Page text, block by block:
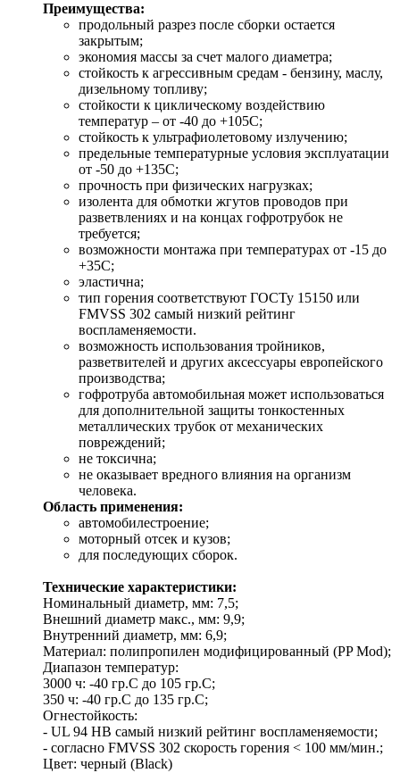
Преимущества:
продольный разрез после сборки остается
закрытым;
экономия массы за счет малого диаметра;
стойкость к агрессивным средам - бензину, маслу,
дизельному топливу;
стойкости к циклическому воздействию
температур – от -40 до +105С;
стойкость к ультрафиолетовому излучению;
предельные температурные условия эксплуатации
от -50 до +135С;
прочность при физических нагрузках;
изолента для обмотки жгутов проводов при
разветвлениях и на концах гофротрубок не
требуется;
возможности монтажа при температурах от -15 до
+35С;
эластична;
тип горения соответствуют ГОСТу 15150 или
FMVSS 302 самый низкий рейтинг
воспламеняемости.
возможность использования тройников,
разветвителей и других аксессуары европейского
производства;
гофротруба автомобильная может использоваться
для дополнительной защиты тонкостенных
металлических трубок от механических
повреждений;
не токсична;
не оказывает вредного влияния на организм
человека.
Область применения:
автомобилестроение;
моторный отсек и кузов;
для последующих сборок.
Технические характеристики:
Номинальный диаметр, мм: 7,5;
Внешний диаметр макс., мм: 9,9;
Внутренний диаметр, мм: 6,9;
Материал: полипропилен модифицированный (PP Mod);
Диапазон температур:
3000 ч: -40 гр.C до 105 гр.C;
350 ч: -40 гр.C до 135 гр.C;
Огнестойкость:
- UL 94 HB самый низкий рейтинг воспламеняемости;
- согласно FMVSS 302 скорость горения < 100 мм/мин.;
Цвет: черный (Black)